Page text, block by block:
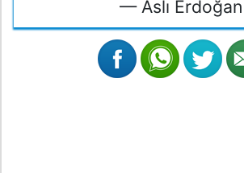
— Aslı Erdoğan